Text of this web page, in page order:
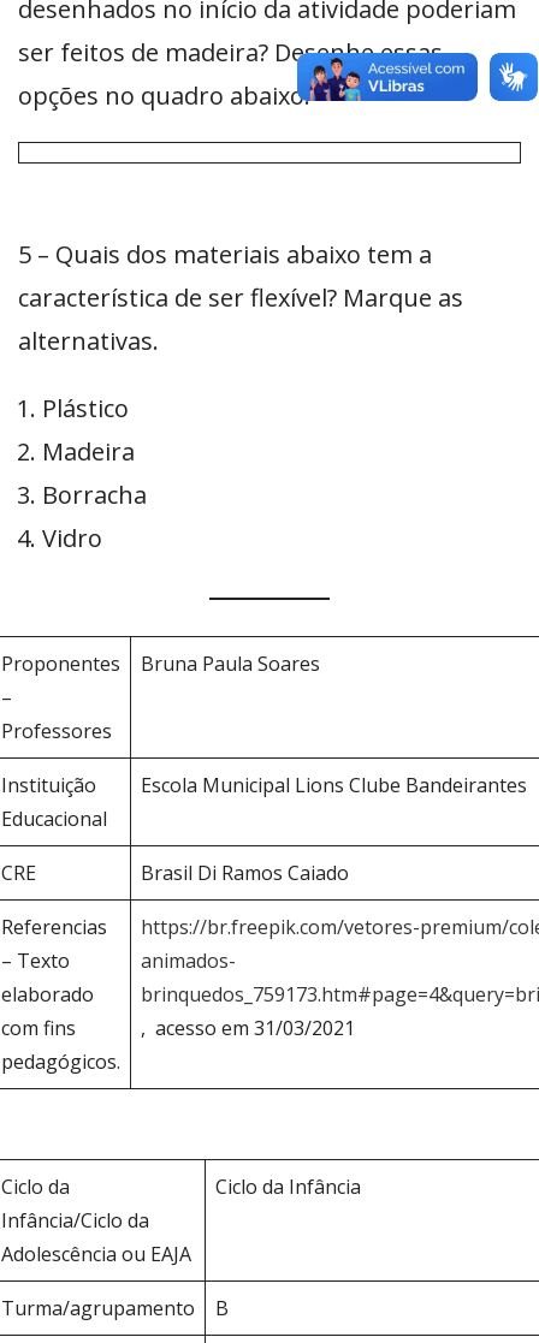
desenhados no início da atividade poderiam
ser feitos de madeira? Desenhe essas
opções no quadro abaixo.
5 – Quais dos materiais abaixo tem a
característica de ser flexível? Marque as
alternativas.
Plástico
Madeira
Borracha
Vidro
Proponentes
–
Professores
Bruna Paula Soares
Instituição
Educacional
Escola Municipal Lions Clube Bandeirantes
CRE Brasil Di Ramos Caiado
Referencias
– Texto
elaborado
com fins
pedagógicos.
https://br.freepik.com/vetores-premium/
animados-
, acesso em 31/03/2021
Ciclo da
Infância/Ciclo da
Adolescência ou EAJA
Ciclo da Infância
Turma/agrupamento B